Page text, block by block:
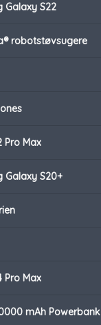
Galaxy S22
robotstøvsugere
Pro Max
Galaxy S20+
Pro Max
mAh Powerbank